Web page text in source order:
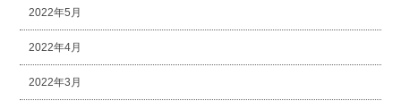
2022年5月
2022年4月
2022年3月